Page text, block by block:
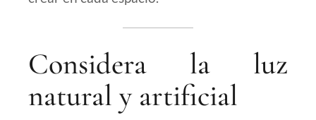
Considera la luz
natural y artificial